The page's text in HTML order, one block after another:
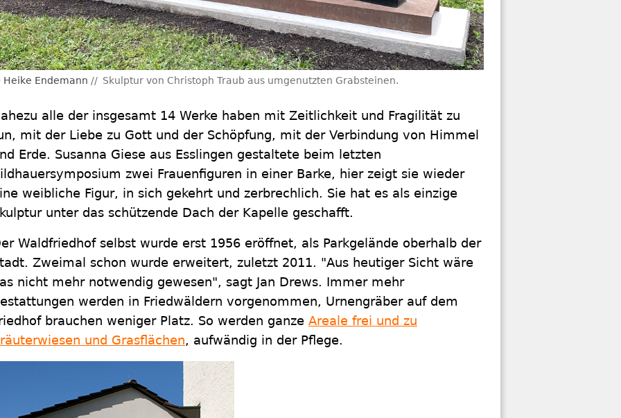
Heike Endemann Skulptur von Christoph Traub aus umgenutzten Grabsteinen.
alle der insgesamt 14 Werke haben mit Zeitlichkeit und Fragilität zu
mit der Liebe zu Gott und der Schöpfung, mit der Verbindung von Himmel
Erde. Susanna Giese aus Esslingen gestaltete beim letzten
zwei Frauenfiguren in einer Barke, hier zeigt sie wieder
weibliche Figur, in sich gekehrt und zerbrechlich. Sie hat es als einzige
unter das schützende Dach der Kapelle geschafft.
Waldfriedhof selbst wurde erst 1956 eröffnet, als Parkgelände oberhalb der
Zweimal schon wurde erweitert, zuletzt 2011. "Aus heutiger Sicht wäre
nicht mehr notwendig gewesen", sagt Jan Drews. Immer mehr
werden in Friedwäldern vorgenommen, Urnengräber auf dem
brauchen weniger Platz. So werden ganze Areale frei und zu
und Grasflächen, aufwändig in der Pflege.